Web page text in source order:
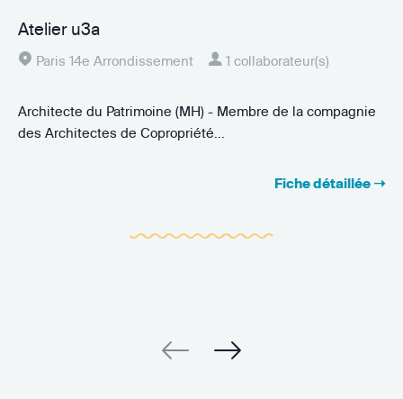
Atelier u3a
Paris 14e Arrondissement 1 collaborateur(s)
Architecte du Patrimoine (MH) - Membre de la compagnie
des Architectes de Copropriété...
Fiche détaillée ➝